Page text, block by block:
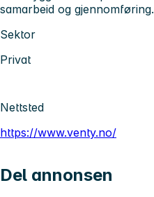
samarbeid og gjennomføring.
Sektor
Privat
Nettsted
https://www.venty.no/
Del annonsen